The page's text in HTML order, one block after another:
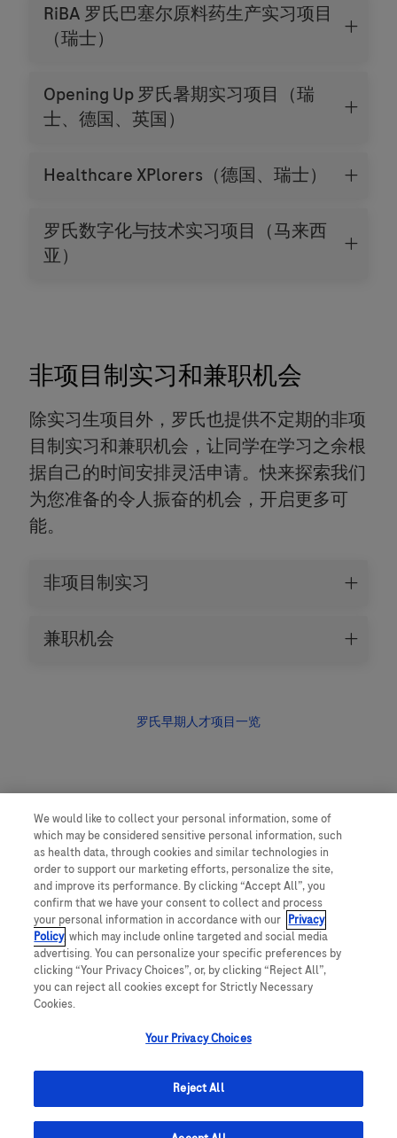
RiBA 罗氏巴塞尔原料药生产实习项目
（瑞士）
Opening Up 罗氏暑期实习项目（瑞
士、德国、英国）
Healthcare XPlorers（德国、瑞士）
罗氏数字化与技术实习项目（马来西
亚）
非项目制实习和兼职机会
除实习生项目外，罗氏也提供不定期的非项
目制实习和兼职机会，让同学在学习之余根
据自己的时间安排灵活申请。快来探索我们
为您准备的令人振奋的机会，开启更多可
能。
非项目制实习
兼职机会
罗氏早期人才项目一览
We would like to collect your personal information, some of
which may be considered sensitive personal information, such
as health data, through cookies and similar technologies in
order to support our marketing efforts, personalize the site,
and improve its performance. By clicking “Accept All”, you
confirm that we have your consent to collect and process
your personal information in accordance with our Privacy
Policy, which may include online targeted and social media
advertising. You can personalize your specific preferences by
clicking “Your Privacy Choices”, or, by clicking “Reject All”,
you can reject all cookies except for Strictly Necessary
Cookies.
Your Privacy Choices
Reject All